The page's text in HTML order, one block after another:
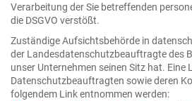
Verarbeitung der Sie betreffenden
die DSGVO verstößt.
Zuständige Aufsichtsbehörde in
der Landesdatenschutzbeauftragte des
unser Unternehmen seinen Sitz hat. Eine
Datenschutzbeauftragten sowie deren
folgendem Link entnommen werden: